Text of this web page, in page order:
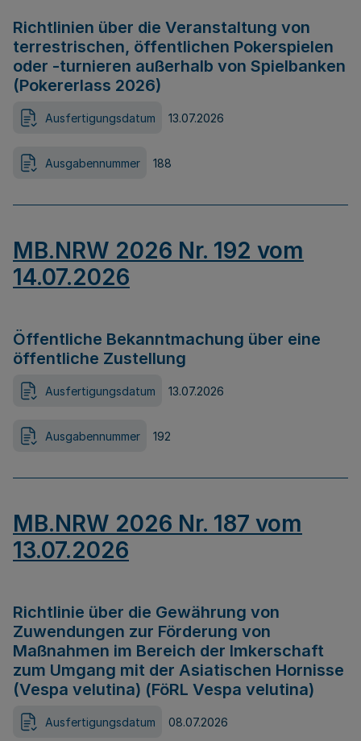
Richtlinien über die Veranstaltung von
terrestrischen, öffentlichen Pokerspielen
oder -turnieren außerhalb von Spielbanken
(Pokererlass 2026)
Ausfertigungsdatum 13.07.2026
Ausgabennummer 188
MB.NRW 2026 Nr. 192 vom
14.07.2026
Öffentliche Bekanntmachung über eine
öffentliche Zustellung
Ausfertigungsdatum 13.07.2026
Ausgabennummer 192
MB.NRW 2026 Nr. 187 vom
13.07.2026
Richtlinie über die Gewährung von
Zuwendungen zur Förderung von
Maßnahmen im Bereich der Imkerschaft
zum Umgang mit der Asiatischen Hornisse
(Vespa velutina) (FöRL Vespa velutina)
Ausfertigungsdatum 08.07.2026